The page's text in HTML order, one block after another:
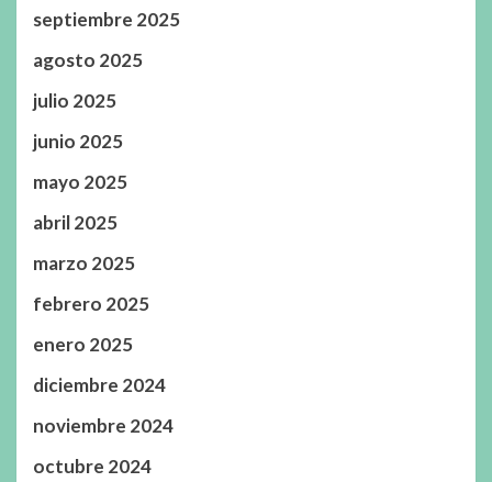
septiembre 2025
agosto 2025
julio 2025
junio 2025
mayo 2025
abril 2025
marzo 2025
febrero 2025
enero 2025
diciembre 2024
noviembre 2024
octubre 2024